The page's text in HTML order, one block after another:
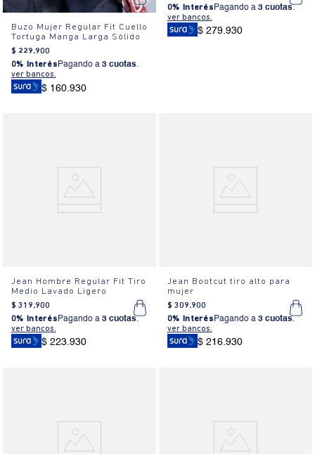
Buzo Mujer Regular Fit Cuello
Tortuga Manga Larga Sólido
$ 229.900
0% Interés Pagando a 3 cuotas.
ver bancos.
$ 160.930
0% Interés Pagando a 3 cuotas.
ver bancos.
$ 279.930
Jean Hombre Regular Fit Tiro
Medio Lavado Ligero
$ 319.900
0% Interés Pagando a 3 cuotas.
ver bancos.
$ 223.930
Jean Bootcut tiro alto para
mujer
$ 309.900
0% Interés Pagando a 3 cuotas.
ver bancos.
$ 216.930